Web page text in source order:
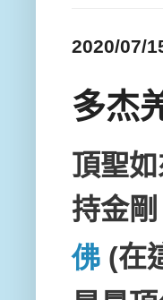
2020/07/
多杰
頂聖
持金
佛 (在